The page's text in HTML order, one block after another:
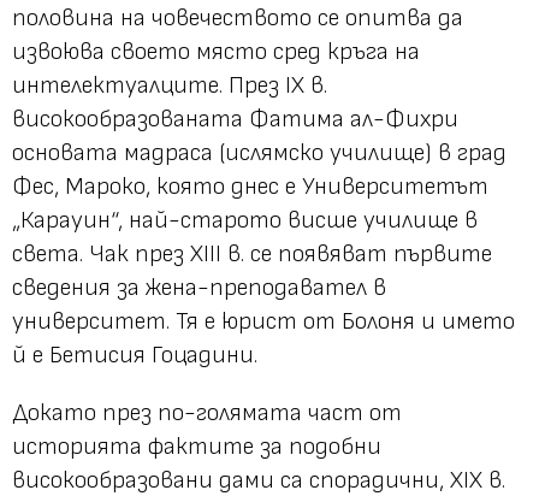
половина на човечеството се опитва да
извоюва своето място сред кръга на
интелектуалците. През IX в.
високообразованата Фатима ал-Фихри
основата мадраса (ислямско училище) в град
Фес, Мароко, която днес е Университетът
„Карауин“, най-старото висше училище в
света. Чак през XIII в. се появяват първите
сведения за жена-преподавател в
университет. Тя е юрист от Болоня и името
й е Бетисия Гоцадини.
Докато през по-голямата част от
историята фактите за подобни
високообразовани дами са спорадични, XIX в.